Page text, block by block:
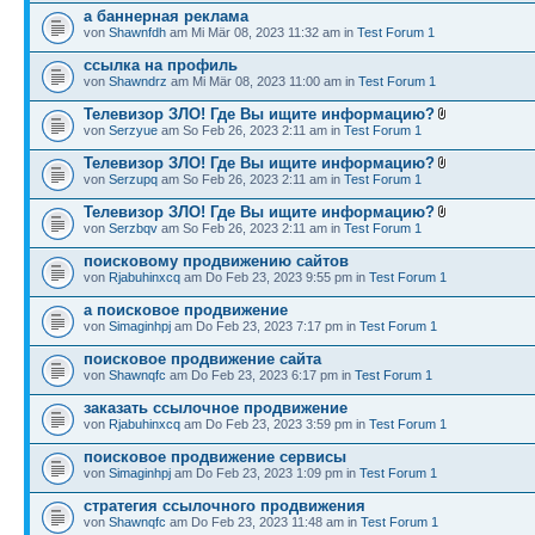
а баннерная реклама
von Shawnfdh am Mi Mär 08, 2023 11:32 am in Test Forum 1
ссылка на профиль
von Shawndrz am Mi Mär 08, 2023 11:00 am in Test Forum 1
Телевизор ЗЛО! Где Вы ищите информацию?
von Serzyue am So Feb 26, 2023 2:11 am in Test Forum 1
Телевизор ЗЛО! Где Вы ищите информацию?
von Serzupq am So Feb 26, 2023 2:11 am in Test Forum 1
Телевизор ЗЛО! Где Вы ищите информацию?
von Serzbqv am So Feb 26, 2023 2:11 am in Test Forum 1
поисковому продвижению сайтов
von Rjabuhinxcq am Do Feb 23, 2023 9:55 pm in Test Forum 1
а поисковое продвижение
von Simaginhpj am Do Feb 23, 2023 7:17 pm in Test Forum 1
поисковое продвижение сайта
von Shawnqfc am Do Feb 23, 2023 6:17 pm in Test Forum 1
заказать ссылочное продвижение
von Rjabuhinxcq am Do Feb 23, 2023 3:59 pm in Test Forum 1
поисковое продвижение сервисы
von Simaginhpj am Do Feb 23, 2023 1:09 pm in Test Forum 1
стратегия ссылочного продвижения
von Shawnqfc am Do Feb 23, 2023 11:48 am in Test Forum 1